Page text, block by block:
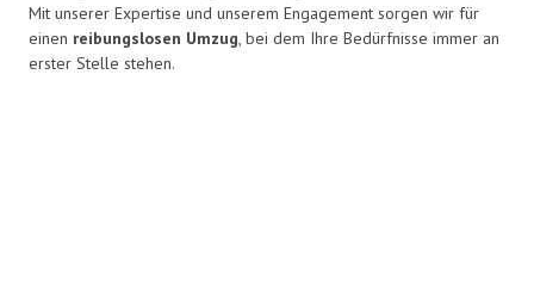
Mit unserer Expertise und unserem Engagement sorgen wir für
einen reibungslosen Umzug, bei dem Ihre Bedürfnisse immer an
erster Stelle stehen.